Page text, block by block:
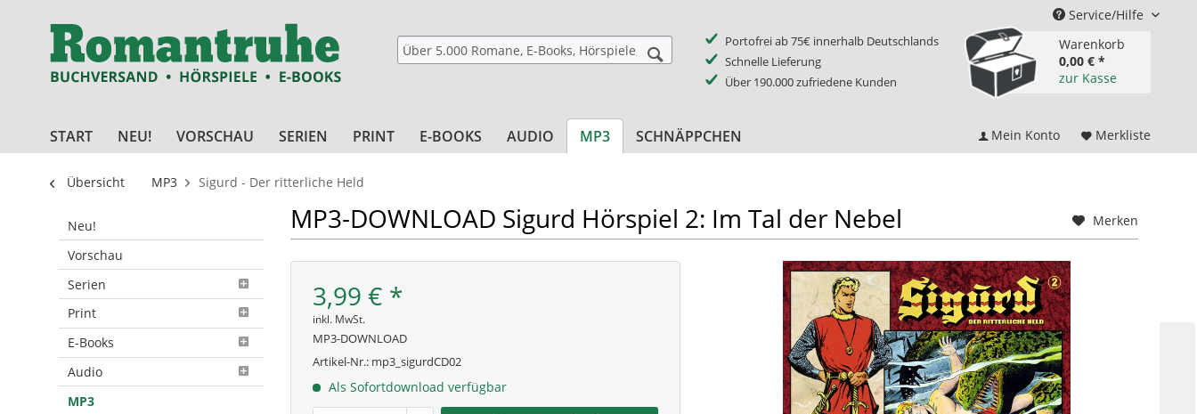
Service/Hilfe
Portofrei ab 75€ innerhalb Deutschlands
Schnelle Lieferung
Über 190.000 zufriedene Kunden
Warenkorb
0,00 € *
zur Kasse
START NEU! VORSCHAU SERIEN PRINT E-BOOKS AUDIO MP3 SCHNÄPPCHEN Mein Konto Merkliste
Übersicht MP3 Sigurd - Der ritterliche Held
Neu!
Vorschau
Serien
Print
E-Books
Audio
MP3
Merken
MP3-DOWNLOAD Sigurd Hörspiel 2: Im Tal der Nebel
3,99 € *
inkl. MwSt.
MP3-DOWNLOAD
Artikel-Nr.: mp3_sigurdCD02
Als Sofortdownload verfügbar